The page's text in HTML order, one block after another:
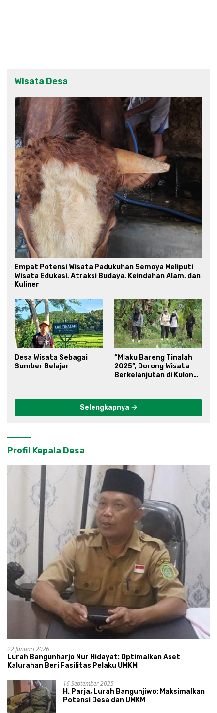
Wisata Desa
Empat Potensi Wisata Padukuhan Semoya Meliputi
Wisata Edukasi, Atraksi Budaya, Keindahan Alam, dan
Kuliner
Desa Wisata Sebagai
Sumber Belajar
“Mlaku Bareng Tinalah
2025”, Dorong Wisata
Berkelanjutan di Kulon
Selengkapnya
Profil Kepala Desa
22 Januari 2026
Lurah Bangunharjo Nur Hidayat: Optimalkan Aset
Kalurahan Beri Fasilitas Pelaku UMKM
16 September 2025
H. Parja, Lurah Bangunjiwo: Maksimalkan
Potensi Desa dan UMKM